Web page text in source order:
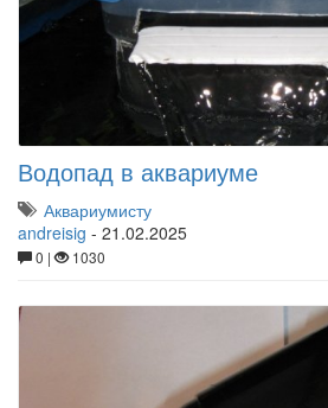
Водопад в аквариуме
Аквариумисту
andreisig - 21.02.2025
0 | 1030